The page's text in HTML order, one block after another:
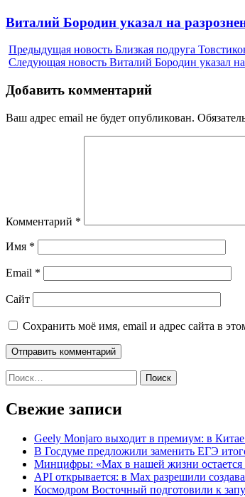
Next
Виталий Бородин указал на
Предыдущая новость Близкая подруга
Следующая новость Виталий Бородин указал
Добавить комментарий
Ваш адрес email не будет опубликован.
Комментарий *
Имя *
Email *
Сайт
Сохранить моё имя, email и адрес сайта в
Найти:
Свежие записи
Geely Monjaro выходит в премиум: в
В Госдуме предложили заменить ЕГЭ
Минцифры: «Max в нашей жизни остается
API открывается: в Max разрешили
Космодром Восточный подготовили к